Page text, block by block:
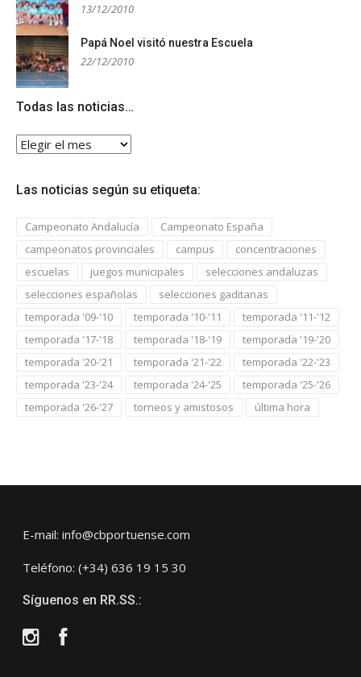
13/12/2010
Papá Noel visitó nuestra Escuela
22/12/2010
Todas las noticias…
Todas
las
Las noticias según su etiqueta:
Campeonato Andalucía
Campeonato España
campeonatos provinciales
campus
concentraciones
escuelas
juegos municipales
selecciones andaluzas
selecciones españolas
selecciones gaditanas
temporada '09-'10
temporada '10-'11
temporada '11-'12
temporada '17-'18
temporada '18-'19
temporada '19-'20
temporada '20-'21
temporada '21-'22
temporada '22-'23
temporada '23-'24
temporada '24-'25
temporada '25-'26
temporada '26-'27
torneos y amistosos última hora
E-mail: info@cbportuense.com
Teléfono: (+34) 636 19 15 30
Síguenos en RR.SS.:
InstagramFacebook